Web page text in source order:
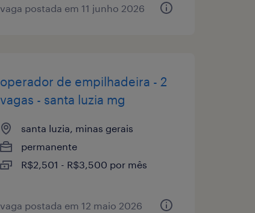
vaga postada em 11 junho 2026
operador de empilhadeira - 2
vagas - santa luzia mg
santa luzia, minas gerais
permanente
R$2,501 - R$3,500 por mês
vaga postada em 12 maio 2026